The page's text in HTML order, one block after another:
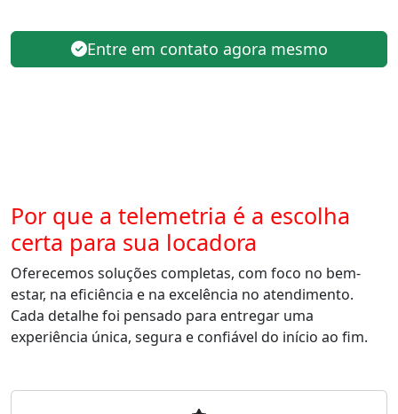
Entre em contato agora mesmo
Por que a telemetria é a escolha
certa para sua locadora
Oferecemos soluções completas, com foco no bem-
estar, na eficiência e na excelência no atendimento.
Cada detalhe foi pensado para entregar uma
experiência única, segura e confiável do início ao fim.